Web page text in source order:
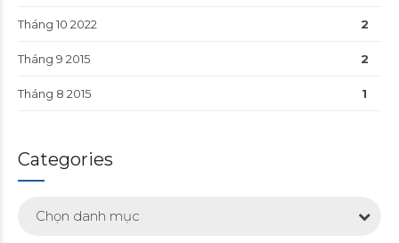
Tháng 10 2022 2
Tháng 9 2015 2
Tháng 8 2015 1
Categories
Chọn danh mục